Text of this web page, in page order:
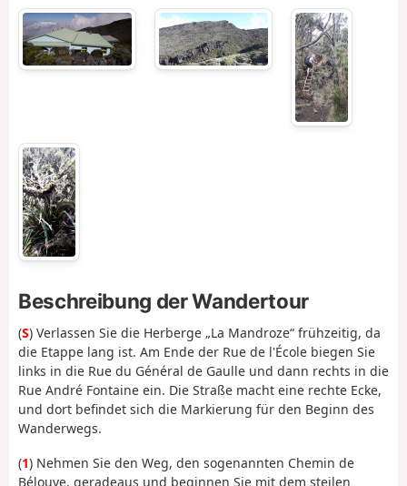
Beschreibung der Wandertour
(S) Verlassen Sie die Herberge „La Mandroze“ frühzeitig, da
die Etappe lang ist. Am Ende der Rue de l'École biegen Sie
links in die Rue du Général de Gaulle und dann rechts in die
Rue André Fontaine ein. Die Straße macht eine rechte Ecke,
und dort befindet sich die Markierung für den Beginn des
Wanderwegs.
(1) Nehmen Sie den Weg, den sogenannten Chemin de
Bélouve, geradeaus und beginnen Sie mit dem steilen